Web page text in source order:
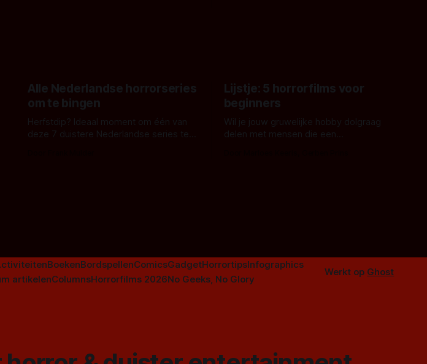
Alle Nederlandse horrorseries
om te bingen
Herfstdip? Ideaal moment om één van
deze 7 duistere Nederlandse series te
Lijstje: 5 horrorfilms voor
beginners
Wil je jouw gruwelijke hobby dolgraag
delen met mensen die een
BoekenBordspellenComicsGadgetHorrortipsInfographics
artikelenColumnsHorrorfilms 2026No Geeks, No Glory
Werkt op Ghost